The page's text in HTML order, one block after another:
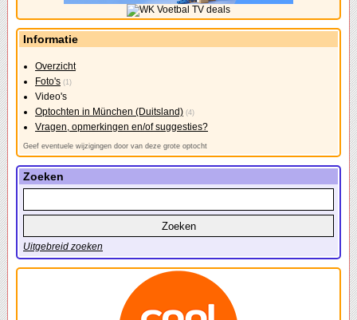
Informatie
Overzicht
Foto's (1)
Video's
Optochten in München (Duitsland) (4)
Vragen, opmerkingen en/of suggesties?
Geef eventuele wijzigingen door van deze grote optocht
Zoeken
Uitgebreid zoeken